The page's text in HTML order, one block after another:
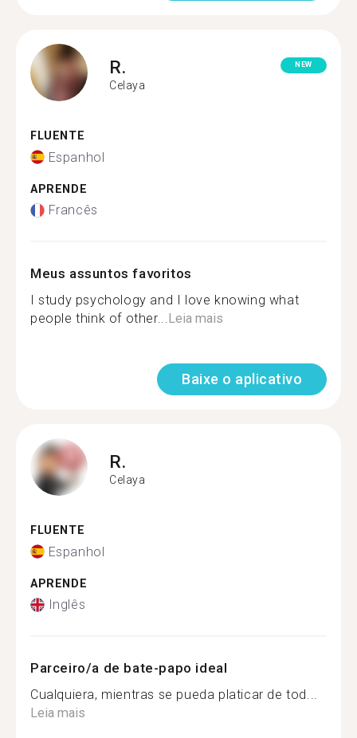
R.
Celaya
NEW
FLUENTE
Espanhol
APRENDE
Francês
Meus assuntos favoritos
I study psychology and I love knowing what
people think of other...Leia mais
Baixe o aplicativo
R.
Celaya
FLUENTE
Espanhol
APRENDE
Inglês
Parceiro/a de bate-papo ideal
Cualquiera, mientras se pueda platicar de tod...
Leia mais